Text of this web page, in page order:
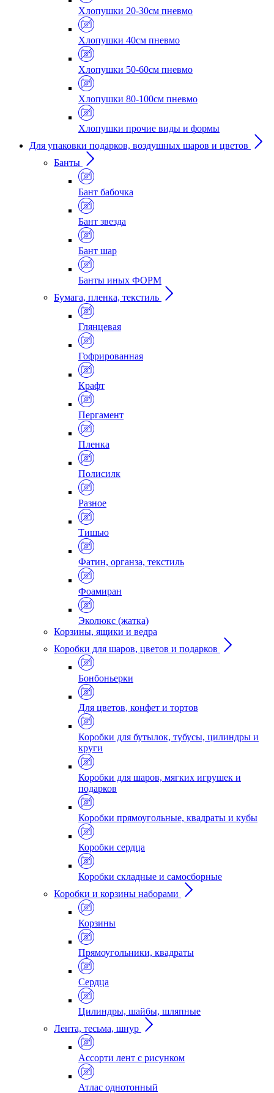
Хлопушки 20-30см пневмо
Хлопушки 40см пневмо
Хлопушки 50-60см пневмо
Хлопушки 80-100см пневмо
Хлопушки прочие виды и формы
Для упаковки подарков, воздушных шаров и цветов
Банты
Бант бабочка
Бант звезда
Бант шар
Банты иных ФОРМ
Бумага, пленка, текстиль
Глянцевая
Гофрированная
Крафт
Пергамент
Пленка
Полисилк
Разное
Тишью
Фатин, органза, текстиль
Фоамиран
Эколюкс (жатка)
Корзины, ящики и ведра
Коробки для шаров, цветов и подарков
Бонбоньерки
Для цветов, конфет и тортов
Коробки для бутылок, тубусы, цилиндры и
круги
Коробки для шаров, мягких игрушек и
подарков
Коробки прямоугольные, квадраты и кубы
Коробки сердца
Коробки складные и самосборные
Коробки и корзины наборами
Корзины
Прямоугольники, квадраты
Сердца
Цилиндры, шайбы, шляпные
Лента, тесьма, шнур
Ассорти лент с рисунком
Атлас однотонный